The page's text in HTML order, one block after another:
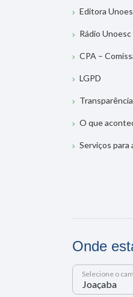
Editora
Rádio Unoesc
CPA –
LGPD
O que
Serviços para
Onde
Selecione o